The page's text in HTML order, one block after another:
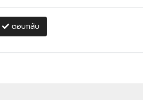
ตอบกลับ